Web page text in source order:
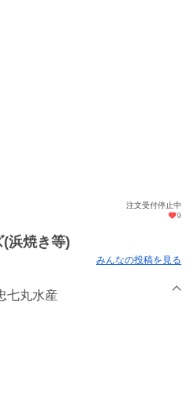
注文受付停止中
9
浜焼き等)
みんなの投稿を見る
七丸水産